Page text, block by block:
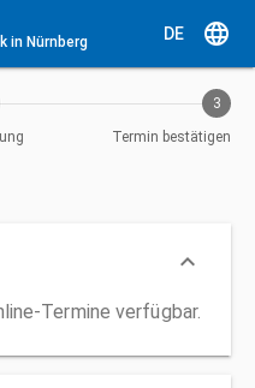
in Nürnberg
DE language
3
Termin bestätigen
keyboard_arrow_down
Termine verfügbar.